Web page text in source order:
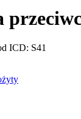
ICD: S41